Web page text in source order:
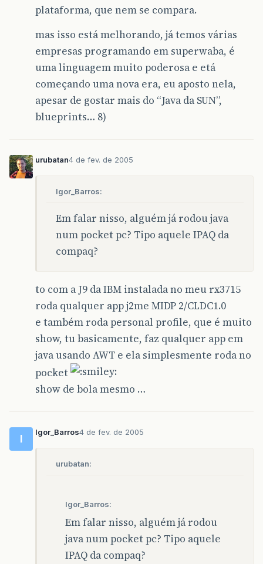
plataforma, que nem se compara.
mas isso está melhorando, já temos várias
empresas programando em superwaba, é
uma linguagem muito poderosa e etá
começando uma nova era, eu aposto nela,
apesar de gostar mais do “Java da SUN”,
blueprints… 8)
urubatan4 de fev. de 2005
Igor_Barros:
Em falar nisso, alguém já rodou java
num pocket pc? Tipo aquele IPAQ da
compaq?
to com a J9 da IBM instalada no meu rx3715
roda qualquer app j2me MIDP 2/CLDC1.0
e também roda personal profile, que é muito
show, tu basicamente, faz qualquer app em
java usando AWT e ela simplesmente roda no
pocket
show de bola mesmo …
I
Igor_Barros4 de fev. de 2005
urubatan:
Igor_Barros:
Em falar nisso, alguém já rodou
java num pocket pc? Tipo aquele
IPAQ da compaq?